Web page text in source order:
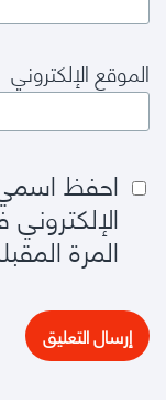
الموقع الإلكتروني
احفظ
المرة